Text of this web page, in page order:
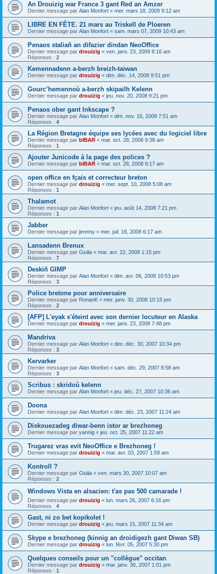
An Drouizig war France 3 gant Red an Amzer
Dernier message par Alan Monfort « mer. mars 18, 2009 9:12 am
LIBRE EN FÊTE. 21 mars au Triskell de Ploeren
Dernier message par Alan Monfort « sam. mars 07, 2009 10:43 am
Penaos staliañ an difazier dindan NeoOffice
Dernier message par drouizig « ven. janv. 23, 2009 8:16 am
Réponses : 2
Kemennadenn a-berzh breizh-taiwan
Dernier message par drouizig « dim. déc. 14, 2008 9:51 pm
Gourc’hemennoù a-berzh skipailh Kelenn
Dernier message par drouizig « jeu. nov. 20, 2008 9:21 pm
Penaos ober gant Inkscape ?
Dernier message par Alan Monfort « dim. nov. 16, 2008 7:51 am
Réponses : 4
La Région Bretagne équipe ses lycées avec du logiciel libre
Dernier message par bIBAR « mar. oct. 28, 2008 9:38 am
Réponses : 1
Ajouter Junicode à la page des polices ?
Dernier message par bIBAR « mar. oct. 28, 2008 9:17 am
open office en fçais et correcteur breton
Dernier message par drouizig « mer. sept. 10, 2008 5:08 am
Réponses : 1
Thalamot
Dernier message par Alan Monfort « jeu. août 14, 2008 7:21 pm
Réponses : 1
Jabber
Dernier message par jeremy « mer. juil. 16, 2008 6:17 am
Lansadenn Brenux
Dernier message par Giulia « mar. avr. 22, 2008 1:15 pm
Réponses : 7
Deskiñ GIMP
Dernier message par Alan Monfort « dim. avr. 06, 2008 10:53 pm
Réponses : 3
Police bretone pour anniversaire
Dernier message par RonanK « mer. janv. 30, 2008 10:15 pm
Réponses : 2
[AFP] L'eyak s'éteint avec son dernier locuteur en Alaska
Dernier message par drouizig « mer. janv. 23, 2008 7:48 pm
Mandriva
Dernier message par Alan Monfort « dim. déc. 30, 2007 10:34 pm
Réponses : 3
Kervarker
Dernier message par Alan Monfort « sam. déc. 29, 2007 8:58 am
Réponses : 3
Scribus : skridoù kelenn
Dernier message par Alan Monfort « jeu. déc. 27, 2007 10:36 am
Doona
Dernier message par Alan Monfort « dim. déc. 23, 2007 11:24 am
Diskouezadeg diwar-benn istor ar brezhoneg
Dernier message par yannig « jeu. oct. 25, 2007 11:22 am
Trugarez vras evit NeoOffice e Brezhoneg !
Dernier message par drouizig « mar. avr. 03, 2007 1:59 am
Kontroll ?
Dernier message par Giulia « ven. mars 30, 2007 10:07 am
Réponses : 2
Windows Vista en alsacien: t'as pas 500 camarade !
Dernier message par drouizig « lun. mars 26, 2007 6:16 pm
Réponses : 4
Gast, ni zo bet kopikolet !
Dernier message par drouizig « jeu. mars 15, 2007 11:34 am
Skype e brezhoneg (kinnig an droidigezh gant Diwan SB)
Dernier message par drouizig « lun. févr. 05, 2007 5:30 pm
Quelques conseils pour un "collègue" occitan
Dernier message par drouizig « mar. janv. 30, 2007 1:01 pm
Réponses : 1